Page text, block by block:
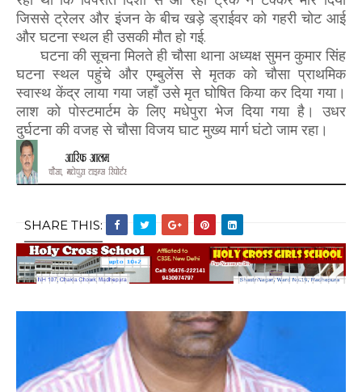
जिससे ट्रेलर और इंजन के बीच खड़े ड्राईवर को गहरी चोट आई
और घटना स्थल ही उसकी मौत हो गई.
घटना की सूचना मिलते ही चौसा थाना अध्यक्ष सुमन कुमार सिंह
घटना स्थल पहुंचे और एम्बुलेंस से मृतक को चौसा प्राथमिक
स्वास्थ केंद्र लाया गया जहाँ उसे मृत घोषित किया कर दिया गया।
लाश को पोस्टमार्टम के लिए मधेपुरा भेज दिया गया है। उधर
दुर्घटना की वजह से चौसा विजय घाट मुख्य मार्ग घंटो जाम रहा।
SHARE THIS: